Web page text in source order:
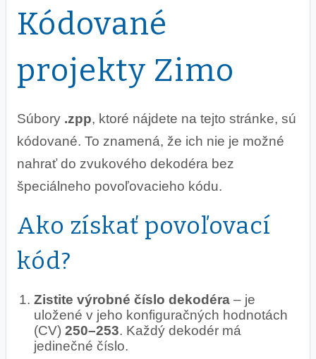
Kódované
projekty Zimo
Súbory .zpp, ktoré nájdete na tejto stránke, sú
kódované. To znamená, že ich nie je možné
nahrať do zvukového dekodéra bez
špeciálneho povoľovacieho kódu.
Ako získať povoľovací
kód?
Zistite výrobné číslo dekodéra – je
uložené v jeho konfiguračných hodnotách
(CV) 250–253. Každý dekodér má
jedinečné číslo.